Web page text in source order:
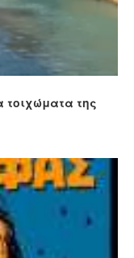
τοιχώματα της